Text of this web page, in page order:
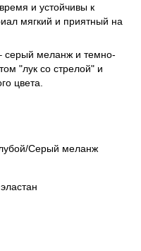
и устойчивы к
мягкий и приятный на
серый меланж и темно-
"лук со стрелой" и
цвета.
Серый меланж